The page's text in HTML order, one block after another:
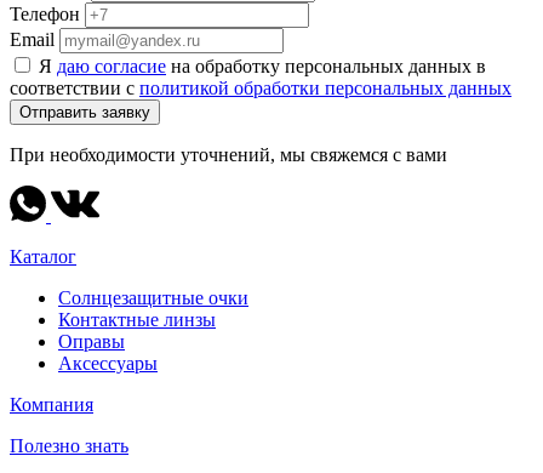
Телефон
Email
Я даю согласие на обработку персональных данных в
соответствии с политикой обработки персональных данных
Отправить заявку
При необходимости уточнений, мы свяжемся с вами
Каталог
Солнцезащитные очки
Контактные линзы
Оправы
Аксессуары
Компания
Полезно знать